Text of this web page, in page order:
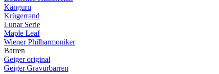
Känguru
Krügerrand
Lunar Serie
Maple Leaf
Wiener Philharmoniker
Barren
Geiger original
Geiger Gravurbarren